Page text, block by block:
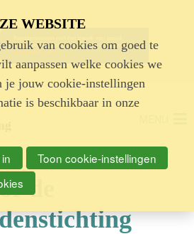
de
WEBSITE
van cookies om goed te
aanpassen welke cookies we
je jouw cookie-instellingen
is beschikbaar in onze
Toon cookie-instellingen